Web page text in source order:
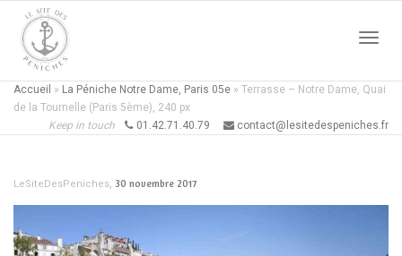
Accueil » La Péniche Notre Dame, Paris 05e » Terrasse – Notre Dame, Quai
de la Tournelle (Paris 5ème), 240 px
Keep in touch
01.42.71.40.79 contact@lesitedespeniches.fr
LeSiteDesPeniches, 30 novembre 2017